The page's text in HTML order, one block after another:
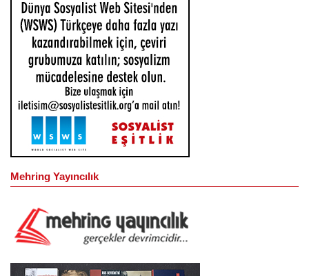
Mehring Yayıncılık